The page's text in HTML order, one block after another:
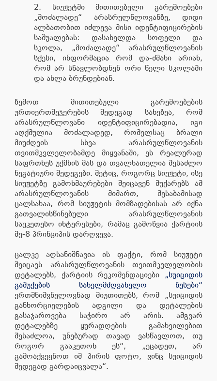
სიუჟეტში მითითებული გარემოებები
„მოძალადე“ არასრულწლოვანზე, დიდი
ალბათობით იძლევა მისი იდენტიფიცირების
საშუალებას: დასახელდა სოფელი და
სკოლა, „მოძალადე“ არასრულწლოვანის
სქესი, ინფორმაცია რომ და-ძმანი არიან,
რომ არ სწავლობდნენ ორი წელი სკოლაში
და ახლა ბრუნდებიან.
ზემოთ მითითებული გარემოებების
ურთიერთშეჯერების შედეგად სახეზეა, რომ
არასრულწლოვანი იდენტიფიცირებადია, იგი
აღქმულია მოძალადედ, რომელსაც ბრალი
მიუძღვის სხვა არასრულწლოვანის
თვითმკვლელობამდე მიყვანაში, ეს რეალურად
საფრთხეს უქმნის მას და თვალნათელია შესაძლო
ნეგატიური შედეგები. მეტიც, როგორც სიუჟეტი, ისე
სიუჟეტზე გამოხმაურებები შეიცავენ მუქარებს ამ
არასრულწლოვანის მიმართ, შესაბამისად
ცალსახაა, რომ სიუჟეტის მომზადებისას არ იქნა
გათვალისწინებული არასრულწლოვანის
საუკეთესო ინტერესები, რამაც გამოწვია ქარტიის
მე-8 პრინციპის დარღვევა.
ცალკე აღსანიშნავია ის ფაქტი, რომ სიუჟეტი
შეიცავს არასრულწლოვანის თვითმკვლელობის
დეტალებს, ქარტიის რეკომენდაციები
„სუიციდის
გაშუქების სახელმძღვანელო წესები“
ერთმნიშვნელოვნად მიუთითებს, რომ „სუიციდის
განხორციელების ადგილი და დეტალების
გასაჯაროვება საჭირო არ არის. ამგვარ
დეტალებზე ყურადღების გამახვილებით
შესაძლოა, უნებურად თავად ვასწავლოთ, თუ
როგორ გააკეთონ ეს“, „ეცადეთ, არ
გამოაქვეყნოთ იმ პირის ფოტო, ვინც სუიციდის
შედეგად გარდაიცვალა“.